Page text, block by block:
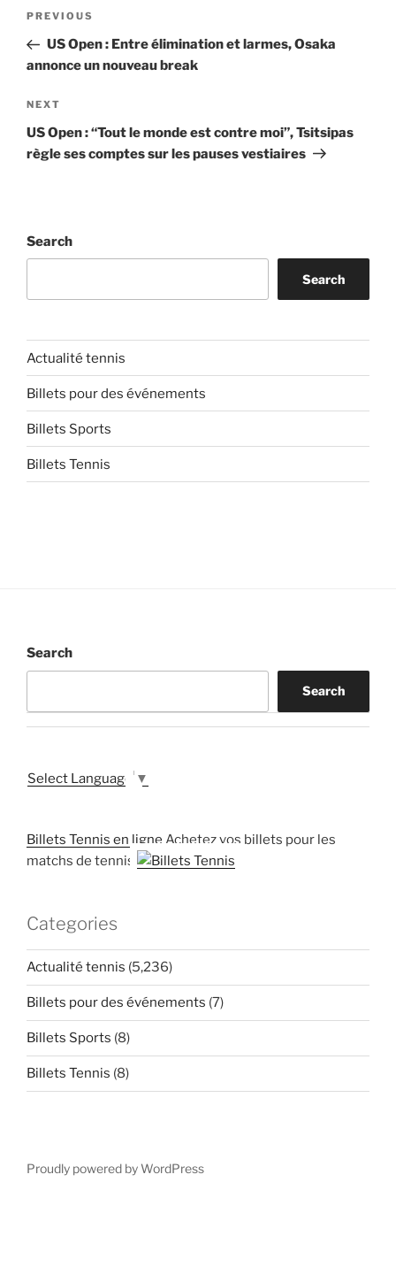
Previous
Post
PREVIOUS
US Open : Entre élimination et larmes, Osaka
annonce un nouveau break
Next
Post
NEXT
US Open : “Tout le monde est contre moi”, Tsitsipas
règle ses comptes sur les pauses vestiaires
Search
Search
Actualité tennis
Billets pour des événements
Billets Sports
Billets Tennis
Search
Search
Select Language ▼
Billets Tennis en ligne Achetez vos billets pour les
matchs de tennis
Categories
Actualité tennis (5,236)
Billets pour des événements (7)
Billets Sports (8)
Billets Tennis (8)
Proudly powered by WordPress